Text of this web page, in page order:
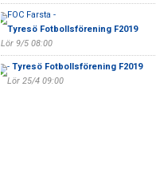
FOC Farsta -
Tyresö Fotbollsförening F2019
Lör 9/5 08:00
- Tyresö Fotbollsförening F2019
Lör 25/4 09:00